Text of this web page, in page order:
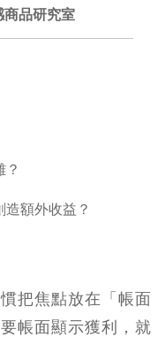
商品研究室
？
額外收益？
把焦點放在「帳面
帳面顯示獲利，就